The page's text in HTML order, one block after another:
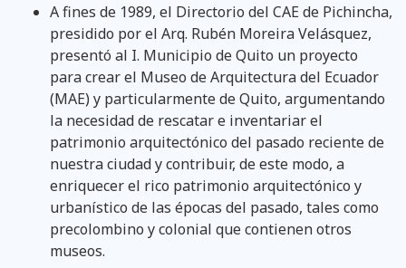
A fines de 1989, el Directorio del CAE de Pichincha,
presidido por el Arq. Rubén Moreira Velásquez,
presentó al I. Municipio de Quito un proyecto
para crear el Museo de Arquitectura del Ecuador
(MAE) y particularmente de Quito, argumentando
la necesidad de rescatar e inventariar el
patrimonio arquitectónico del pasado reciente de
nuestra ciudad y contribuir, de este modo, a
enriquecer el rico patrimonio arquitectónico y
urbanístico de las épocas del pasado, tales como
precolombino y colonial que contienen otros
museos.